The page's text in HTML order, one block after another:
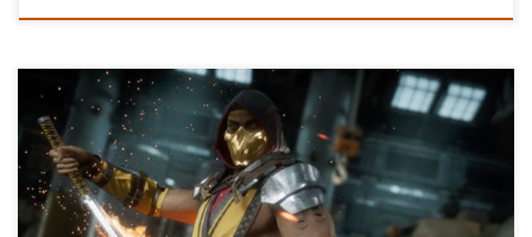
Prowadzący: Tomasz Garstka, Michał Materka, Mateusz Stasiak
Realizator: Agata Gliniecka W trzecim wydaniu meteor.exe
powiedzieliśmy kilka słów o nadchodzącym Mortal Kombat 11,